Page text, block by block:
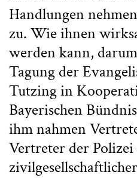
Handlungen
zu. Wie ihnen
werden kann,
Tagung der
Tutzing in
Bayerischen
ihm nahmen
Vertreter der